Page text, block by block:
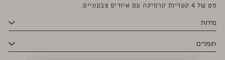
סט של 4 קעריות קרמיקה עם איורים צבעוניים.
מידות
חומרים